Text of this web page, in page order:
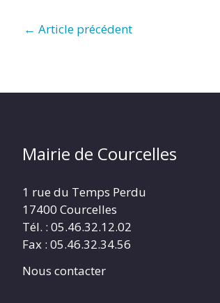
← Article précédent
Mairie de Courcelles
1 rue du Temps Perdu
17400 Courcelles
Tél. : 05.46.32.12.02
Fax : 05.46.32.34.56
Nous contacter